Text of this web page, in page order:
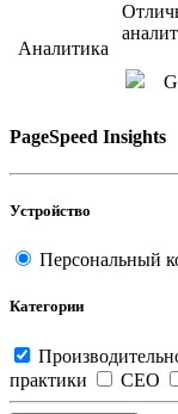
Аналитика
PageSpeed Insights
Устройство
Персональный
Категории
практики
СЕО